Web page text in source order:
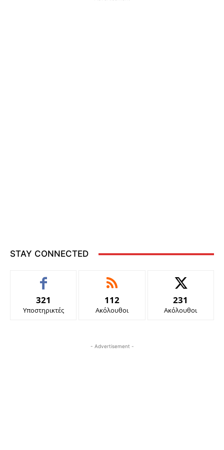
STAY CONNECTED
321
Υποστηρικτές
112
Ακόλουθοι
231
Ακόλουθοι
- Advertisement -